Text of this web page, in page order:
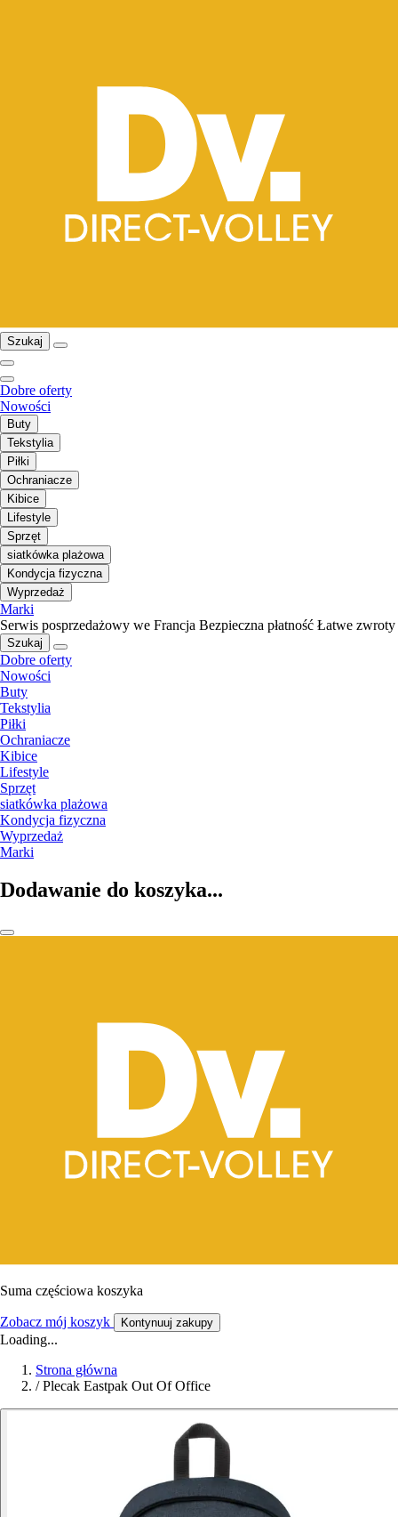
Szukaj
Dobre oferty
Nowości
Buty
Tekstylia
Piłki
Ochraniacze
Kibice
Lifestyle
Sprzęt
siatkówka plażowa
Kondycja fizyczna
Wyprzedaż
Marki
Serwis posprzedażowy we Francja Bezpieczna płatność Łatwe zwroty
Szukaj
Dobre oferty
Nowości
Buty
Tekstylia
Piłki
Ochraniacze
Kibice
Lifestyle
Sprzęt
siatkówka plażowa
Kondycja fizyczna
Wyprzedaż
Marki
Dodawanie do koszyka...
Suma częściowa koszyka
Zobacz mój koszyk Kontynuuj zakupy
Loading...
Strona główna
/ Plecak Eastpak Out Of Office